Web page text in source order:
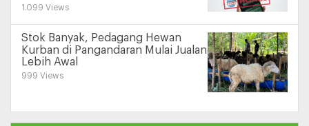
1.099 Views
Stok Banyak, Pedagang Hewan
Kurban di Pangandaran Mulai Jualan
Lebih Awal
999 Views